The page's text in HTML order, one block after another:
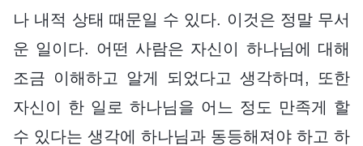
나 내적 상태 때문일 수 있다. 이것은 정말 무서
운 일이다. 어떤 사람은 자신이 하나님에 대해
조금 이해하고 알게 되었다고 생각하며, 또한
자신이 한 일로 하나님을 어느 정도 만족게 할
수 있다는 생각에 하나님과 동등해져야 하고 하